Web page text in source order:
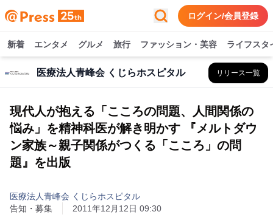
ログイン/会員登録
新着 エンタメ グルメ 旅行 ファッション・美容 ライフスタ
医療法人青峰会 くじらホスピタル リリース一覧
現代人が抱える「こころの問題、人間関係の
悩み」を精神科医が解き明かす 『メルトダウ
ン家族～親子関係がつくる「こころ」の問
題』を出版
医療法人青峰会 くじらホスピタル
告知・募集
2011年12月12日 09:30